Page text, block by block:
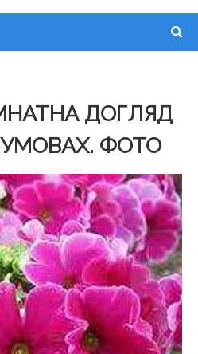
ДОГЛЯД
ФОТО